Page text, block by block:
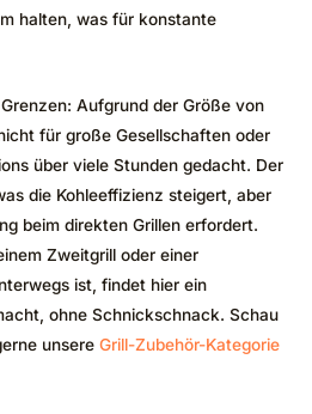
halten, was für konstante
Aufgrund der Größe von
für große Gesellschaften oder
über viele Stunden gedacht. Der
die Kohleeffizienz steigert, aber
beim direkten Grillen erfordert.
Zweitgrill oder einer
ist, findet hier ein
ohne Schnickschnack. Schau
unsere Grill-Zubehör-Kategorie